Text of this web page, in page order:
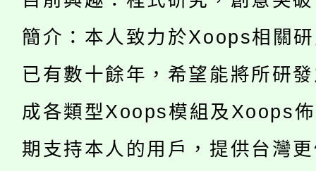
心理、諮商輔導、社會
系所師生報名參加。
學籍身 分審查程序及
版
淨零綠領人才培育課程
公告本校115學年度第
代理(課)教師甄選結果(
「2026金融保險知識
車」活動
桃園市115學年度學生
簡介：本人致力於Xoops相關
已有數十餘年，希望能將所研
成各類型Xoops模組及Xoops
期支持本人的用戶，提供台灣